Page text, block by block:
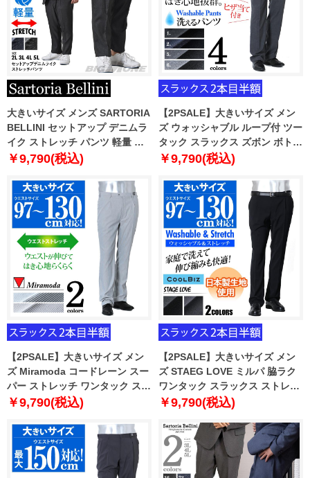
大きいサイズ メンズ SARTORIA
BELLINI セットアップ デニムラ
イク ストレッチ パンツ 軽量 イ
ージーケア azps2387-se2
￥9,790(税込)
【2PSALE】大きいサイズ メン
ズ ウォッシャブル ループ付 ツー
タック スラックス ズボン ボトム
ス ビジネスパンツ 3614
￥9,790(税込)
【2PSALE】大きいサイズ メン
ズ Miramoda コードレーン スー
パー ストレッチ ワンタック スラ
ックス ズボン ボトムス ビジネス
￥9,790(税込)
【2PSALE】大きいサイズ メン
ズ STAEG LOVE ミルパ 脇ラク
ワンタック スラックス ストレッ
チ ウォッシャブル 日本製生地
￥9,790(税込)